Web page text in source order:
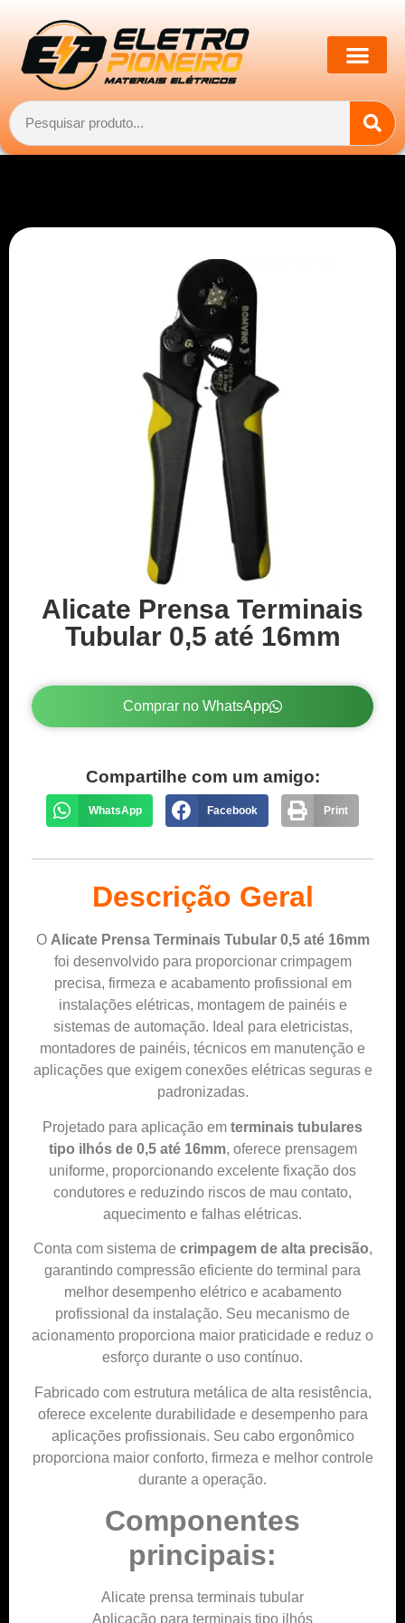
Alicate Prensa Terminais
Tubular 0,5 até 16mm
Comprar no WhatsApp
Compartilhe com um amigo:
WhatsApp Facebook Print
Descrição Geral
O Alicate Prensa Terminais Tubular 0,5 até 16mm
foi desenvolvido para proporcionar crimpagem
precisa, firmeza e acabamento profissional em
instalações elétricas, montagem de painéis e
sistemas de automação. Ideal para eletricistas,
montadores de painéis, técnicos em manutenção e
aplicações que exigem conexões elétricas seguras e
padronizadas.
Projetado para aplicação em terminais tubulares
tipo ilhós de 0,5 até 16mm, oferece prensagem
uniforme, proporcionando excelente fixação dos
condutores e reduzindo riscos de mau contato,
aquecimento e falhas elétricas.
Conta com sistema de crimpagem de alta precisão,
garantindo compressão eficiente do terminal para
melhor desempenho elétrico e acabamento
profissional da instalação. Seu mecanismo de
acionamento proporciona maior praticidade e reduz o
esforço durante o uso contínuo.
Fabricado com estrutura metálica de alta resistência,
oferece excelente durabilidade e desempenho para
aplicações profissionais. Seu cabo ergonômico
proporciona maior conforto, firmeza e melhor controle
durante a operação.
Componentes
principais:
Alicate prensa terminais tubular
Aplicação para terminais tipo ilhós